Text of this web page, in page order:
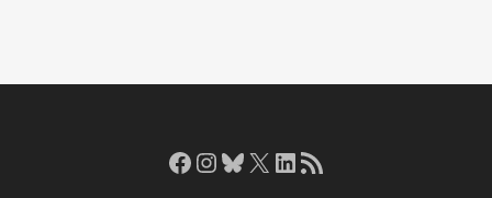
Facebook
Instagram
Bluesky
X LinkedIn
RSS Feed